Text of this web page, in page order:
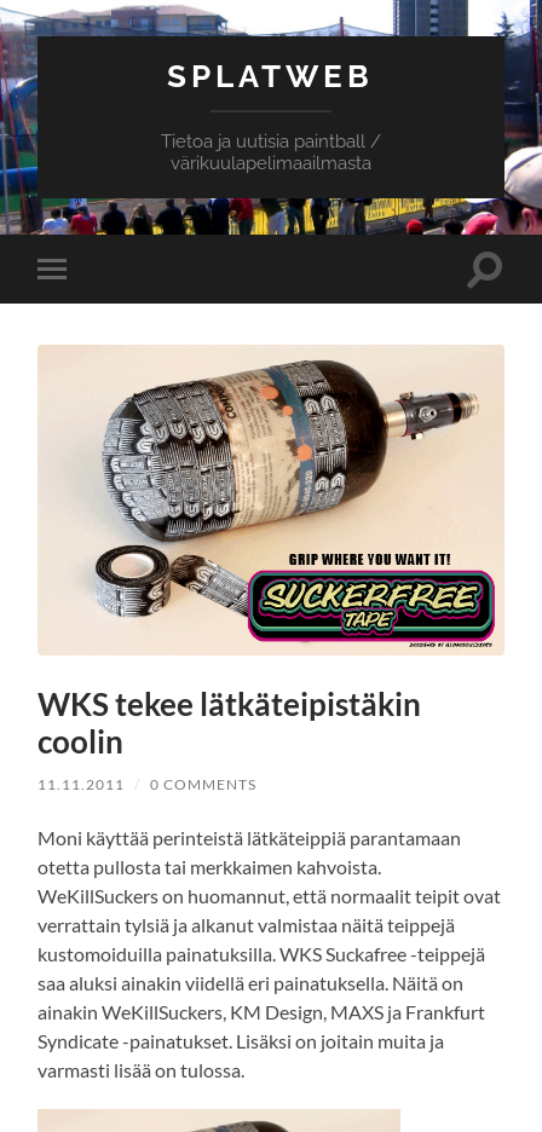
SPLATWEB
Tietoa ja uutisia paintball /
värikuulapelimaailmasta
Toggle
mobile
Toggle
WKS tekee lätkäteipistäkin
coolin
11.11.2011 / 0 COMMENTS
Moni käyttää perinteistä lätkäteippiä parantamaan
otetta pullosta tai merkkaimen kahvoista.
WeKillSuckers on huomannut, että normaalit teipit ovat
verrattain tylsiä ja alkanut valmistaa näitä teippejä
kustomoiduilla painatuksilla. WKS Suckafree -teippejä
saa aluksi ainakin viidellä eri painatuksella. Näitä on
ainakin WeKillSuckers, KM Design, MAXS ja Frankfurt
Syndicate -painatukset. Lisäksi on joitain muita ja
varmasti lisää on tulossa.